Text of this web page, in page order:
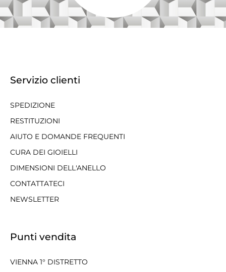
Servizio clienti
SPEDIZIONE
RESTITUZIONI
AIUTO E DOMANDE FREQUENTI
CURA DEI GIOIELLI
DIMENSIONI DELL'ANELLO
CONTATTATECI
NEWSLETTER
Punti vendita
VIENNA 1° DISTRETTO